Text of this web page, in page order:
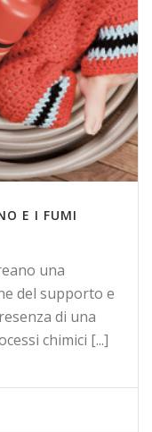
E I FUMI
una
del supporto e
di una
chimici [...]